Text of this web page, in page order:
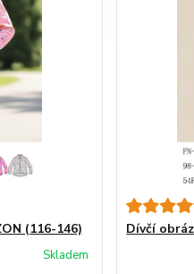
(116-146)
Skladem
Dívčí